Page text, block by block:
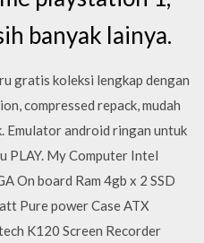
banyak lainya.
gratis koleksi lengkap dengan
compressed repack, mudah
Emulator android ringan untuk
PLAY. My Computer Intel
On board Ram 4gb x 2 SSD
Pure power Case ATX
K120 Screen Recorder